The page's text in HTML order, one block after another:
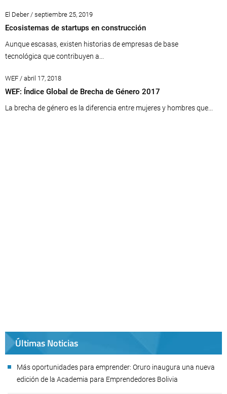
El Deber / septiembre 25, 2019
Ecosistemas de startups en construcción
Aunque escasas, existen historias de empresas de base
tecnológica que contribuyen a...
WEF / abril 17, 2018
WEF: Índice Global de Brecha de Género 2017
La brecha de género es la diferencia entre mujeres y hombres que...
Últimas Noticias
Más oportunidades para emprender: Oruro inaugura una nueva
edición de la Academia para Emprendedores Bolivia